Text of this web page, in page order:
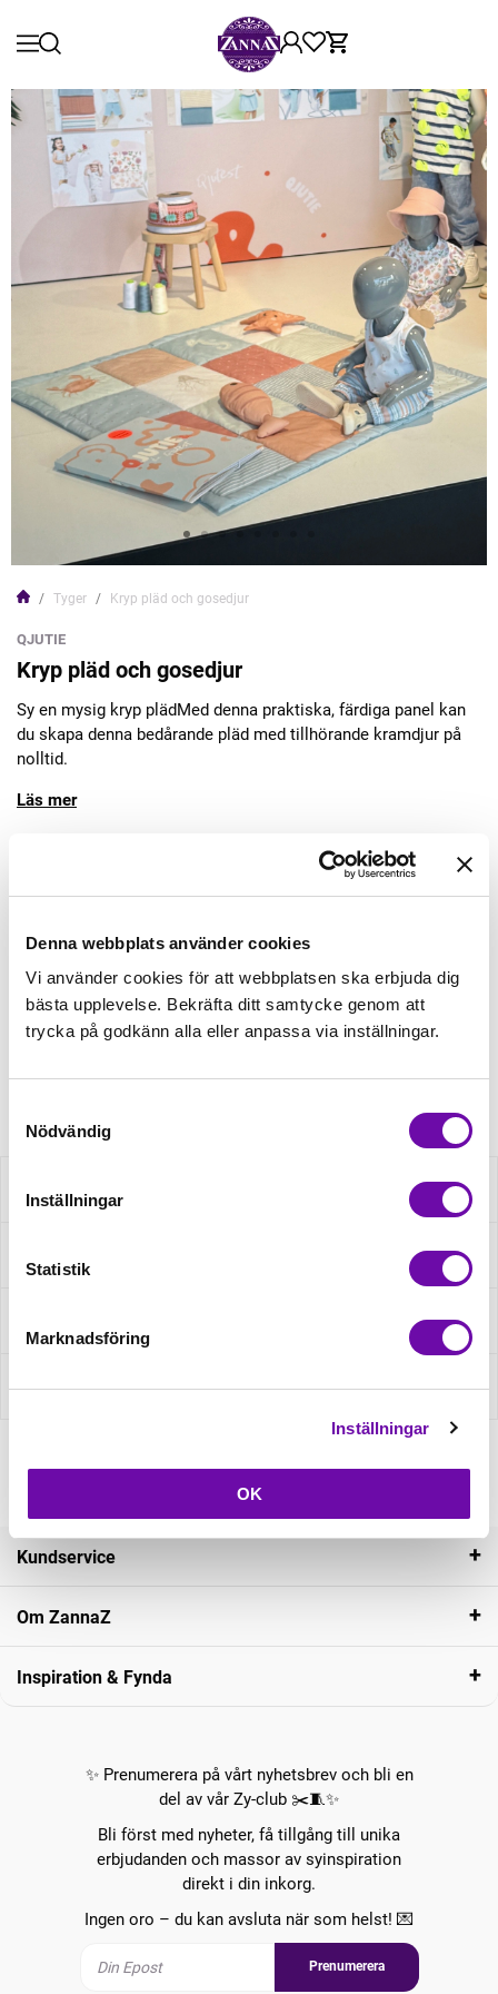
Denna webbplats använder cookies
Vi använder cookies för att webbplatsen ska erbjuda dig
bästa upplevelse. Bekräfta ditt samtycke genom att
trycka på godkänn alla eller anpassa via inställningar.
Nödvändig
Inställningar
Statistik
Marknadsföring
Inställningar
OK
Tyger Kryp pläd och gosedjur
QJUTIE
Kryp pläd och gosedjur
Sy en mysig kryp plädMed denna praktiska, färdiga panel kan
du skapa denna bedårande pläd med tillhörande kramdjur på
nolltid.
Läs mer
Minsta beställning: 1 st
Artikelnr: K64012
Recensioner
Kundservice
Om ZannaZ
Inspiration & Fynda
✨ Prenumerera på vårt nyhetsbrev och bli en
del av vår Zy-club ✂️🧵✨
Bli först med nyheter, få tillgång till unika
erbjudanden och massor av syinspiration
direkt i din inkorg.
Ingen oro – du kan avsluta när som helst! 💌
Prenumerera